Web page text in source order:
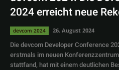
2024 erreicht neue
devcom 2024 26. August 2024
Die devcom Developer Conference
erstmals im neuen
stattfand, hat mit einem deutlichen